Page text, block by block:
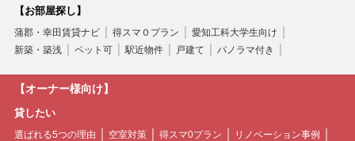
【お部屋探し】
蒲郡・幸田賃貸ナビ 得スマ０プラン
愛知工科大学生向け
新築・築浅
ペット可 駅近物件 戸建て パノラマ付き
【オーナー様向け】
貸したい
選ばれる5つの理由 空室対策 得スマ0プラン
リノベーション事例